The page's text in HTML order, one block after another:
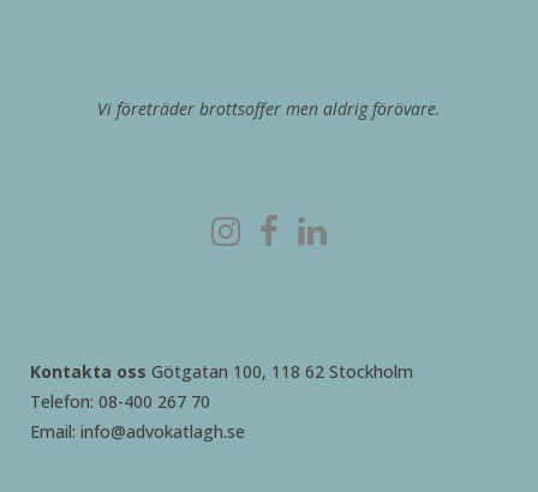
Vi företräder brottsoffer men aldrig förövare.
Kontakta oss Götgatan 100, 118 62 Stockholm
Telefon: 08-400 267 70
Email: info@advokatlagh.se